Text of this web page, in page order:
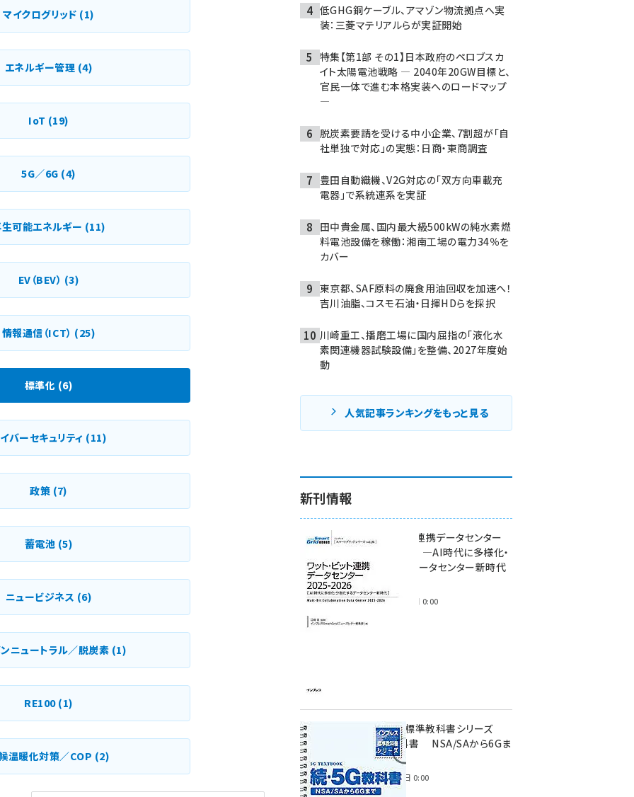
マイクログリッド (1)
エネルギー管理 (4)
IoT (19)
5G／6G (4)
可能エネルギー (11)
EV（BEV） (3)
情報通信（ICT） (25)
標準化 (6)
バーセキュリティ (11)
政策 (7)
蓄電池 (5)
ニュービジネス (6)
ニュートラル／脱炭素 (1)
RE100 (1)
温暖化対策／COP (2)
低GHG銅ケーブル、アマゾン物流拠点へ実
装：三菱マテリアルらが実証開始
特集【第1部 その1】日本政府のペロブスカ
イト太陽電池戦略 ― 2040年20GW目標と、
官民一体で進む本格実装へのロードマップ
―
脱炭素要請を受ける中小企業、7割超が「自
社単独で対応」の実態：日商・東商調査
豊田自動織機、V2G対応の「双方向車載充
電器」で系統連系を実証
田中貴金属、国内最大級500kWの純水素燃
料電池設備を稼働：湘南工場の電力34％を
カバー
東京都、SAF原料の廃食用油回収を加速へ！
吉川油脂、コスモ石油・日揮HDらを採択
川崎重工、播磨工場に国内屈指の「液化水
素関連機器試験設備」を整備、2027年度始
動
人気記事ランキングをもっと見る
新刊情報
ワット・ビット連携データセンター
2025-2026 ―AI時代に多様化・
分散化するデータセンター新時代
2025年11月28日 0:00
インプレス標準教科書シリーズ
続・5G教科書 NSA/SAから6Gま
2023年4月3日 0:00